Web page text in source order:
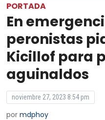
PORTADA
En
peronistas
Kicillof para
aguinaldos
noviembre 27, 2023 8:54 pm
pormdphoy